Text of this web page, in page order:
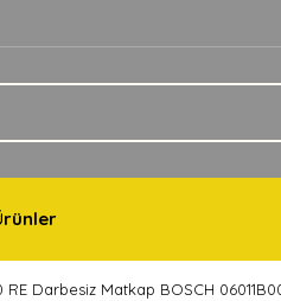
RE Darbesiz Matkap BOSCH